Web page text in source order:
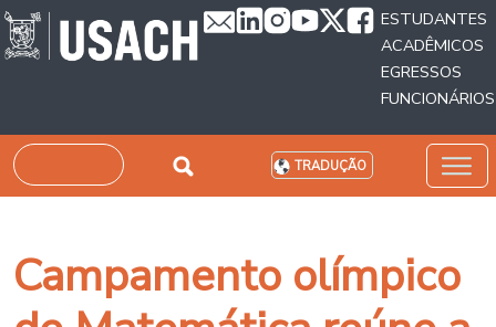
Passar para o conteúdo principal
ESTUDANTES
ACADÊMICOS
EGRESSOS
FUNCIONÁRIOS
Pesquisar TRADUÇÃO
Campamento olímpico